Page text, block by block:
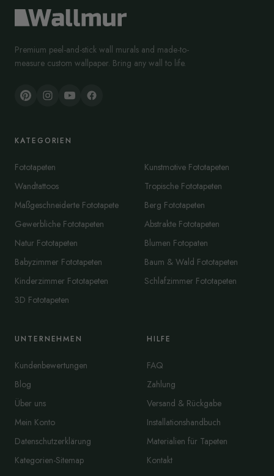
Premium peel-and-stick wall murals and made-to-
measure custom wallpaper. Bring any wall to life.
KATEGORIEN
Fototapeten
Wandtattoos
Maßgeschneiderte Fototapete
Gewerbliche Fototapeten
Natur Fototapeten
Babyzimmer Fototapeten
Kinderzimmer Fototapeten
3D Fototapeten
Kunstmotive Fototapeten
Tropische Fototapeten
Berg Fototapeten
Abstrakte Fototapeten
Blumen Fotopaten
Baum & Wald Fototapeten
Schlafzimmer Fototapeten
UNTERNEHMEN
Kundenbewertungen
Blog
Über uns
Mein Konto
Datenschutzerklärung
Kategorien-Sitemap
HILFE
FAQ
Zahlung
Versand & Rückgabe
Installationshandbuch
Materialien für Tapeten
Kontakt